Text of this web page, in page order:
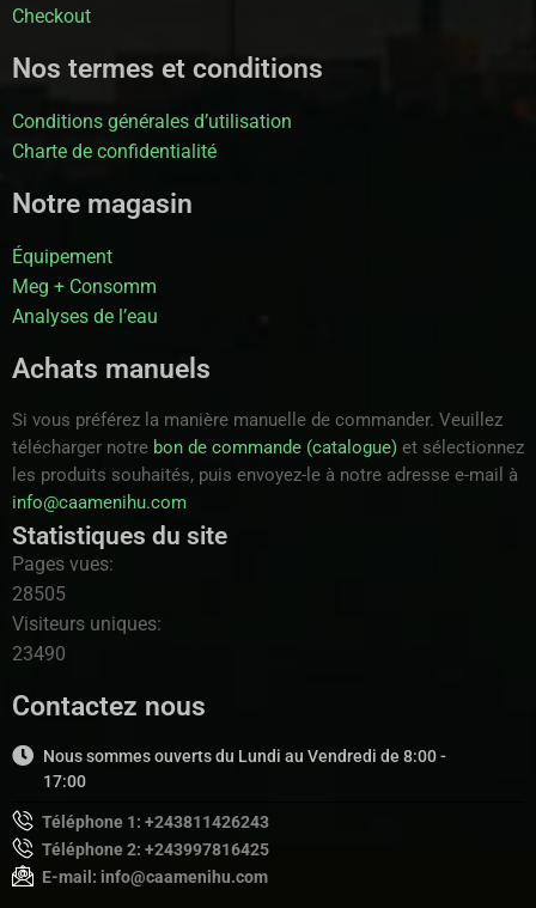
Checkout
Nos termes et conditions
Conditions générales d’utilisation
Charte de confidentialité
Notre magasin
Équipement
Meg + Consomm
Analyses de l’eau
Achats manuels
Si vous préférez la manière manuelle de commander. Veuillez
télécharger notre bon de commande (catalogue) et sélectionnez
les produits souhaités, puis envoyez-le à notre adresse e-mail à
info@caamenihu.com
Statistiques du site
Pages vues:
28505
Visiteurs uniques:
23490
Contactez nous
Nous sommes ouverts du Lundi au Vendredi de 8:00 -
17:00
Téléphone 1: +243811426243
Téléphone 2: +243997816425
E-mail: info@caamenihu.com